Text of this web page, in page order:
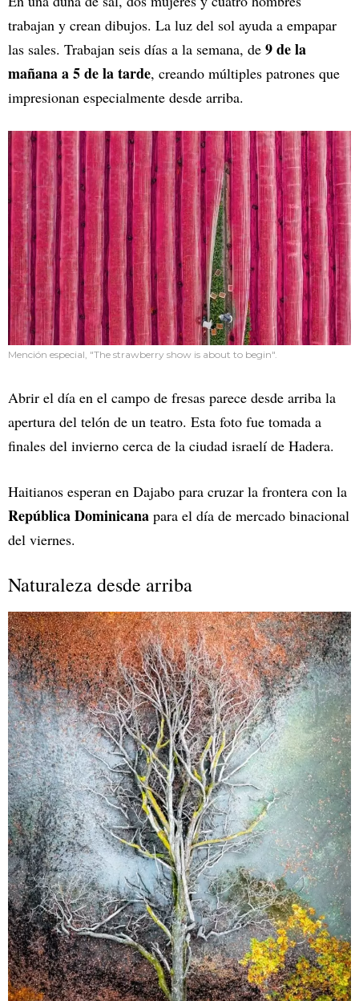
trabajan y crean dibujos. La luz del sol ayuda a empapar
las sales. Trabajan seis días a la semana, de 9 de la
mañana a 5 de la tarde, creando múltiples patrones que
impresionan especialmente desde arriba.
Mención especial, "The strawberry show is about to begin".
Abrir el día en el campo de fresas parece desde arriba la
apertura del telón de un teatro. Esta foto fue tomada a
finales del invierno cerca de la ciudad israelí de Hadera.
Haitianos esperan en Dajabo para cruzar la frontera con la
República Dominicana para el día de mercado binacional
del viernes.
Naturaleza desde arriba